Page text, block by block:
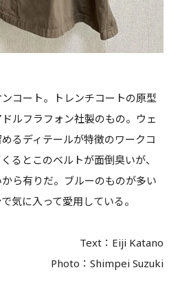
コート。トレンチコートの原型
ルフラフォン社製のもの。ウェ
るディテールが特徴のワークコ
るとこのベルトが面倒臭いが、
ら有りだ。ブルーのものが多い
気に入って愛用している。
Text：Eiji Katano
Photo：Shimpei Suzuki